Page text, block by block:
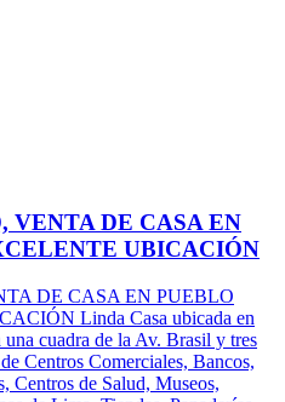
VENTA DE CASA EN
UBICACIÓN
DE CASA EN PUEBLO
Linda Casa ubicada en
cuadra de la Av. Brasil y tres
Centros Comerciales, Bancos,
Centros de Salud, Museos,